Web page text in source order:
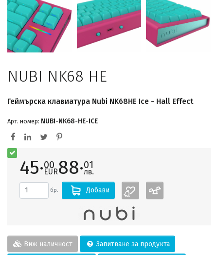
NUBI NK68 HE
Геймърскa клавиатура Nubi NK68HE Ice - Hall Effect
Арт. номер: NUBI-NK68-HE-ICE
45·00
EUR88·01
лв.
бр. Добави
Виж наличност Запитване за продукта